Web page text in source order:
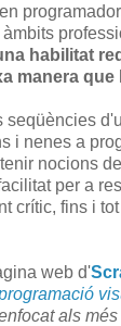
habilitat
manera
seqüències
i nenes a
nocions
per a
crític, fins i
web d'
als més